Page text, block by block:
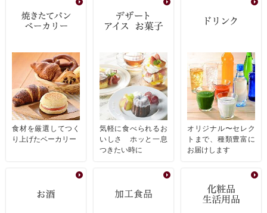
食材を厳選してつく
り上げたベーカリー
気軽に食べられるお
いしさ ホッと一息
つきたい時に
オリジナル〜セレク
トまで、種類豊富に
お届けします